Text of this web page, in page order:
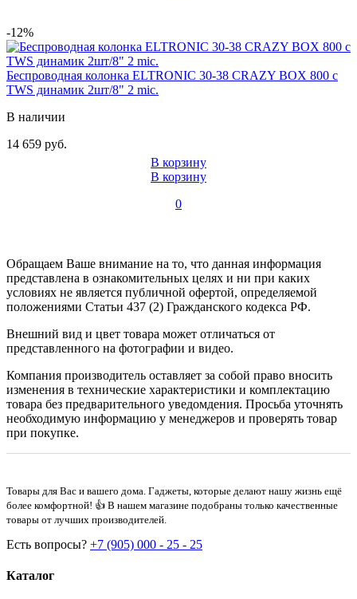
-12%
Беспроводная колонка ELTRONIC 30-38 CRAZY BOX 800 с
TWS динамик 2шт/8" 2 mic.
В наличии
14 659 руб.
В корзину
В корзину
0
Обращаем Ваше внимание на то, что данная информация
представлена в ознакомительных целях и ни при каких
условиях не является публичной офертой, определяемой
положениями Статьи 437 (2) Гражданского кодекса РФ.
Внешний вид и цвет товара может отличаться от
представленного на фотографии и видео.
Компания производитель оставляет за собой право вносить
изменения в технические характеристики и комплектацию
товара без предварительного уведомдения. Просьба уточнять
необходимую информацию у менеджеров и проверять товар
при покупке.
Товары для Вас и вашего дома. Гаджеты, которые делают нашу жизнь ещё
более комфортной! 👍 В нашем магазине подобраны только качественные
товары от лучших производителей.
Есть вопросы? +7 (905) 000 - 25 - 25
Каталог